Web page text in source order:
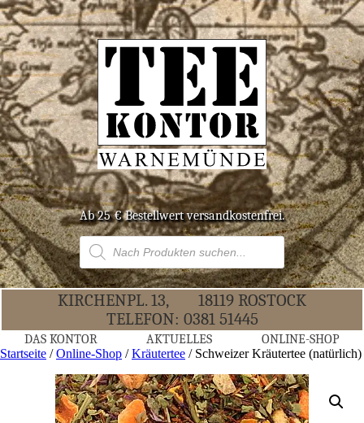
Ab 25 € Bestell­wert versandkostenfrei.
Products
search
KIR­CHEN­PL. 13,
18119 ROS­TOCK
TELE­FON: 0381 51445
DAS KON­TOR AKTU­EL­LES ONLINE-SHOP
Startseite /Online-Shop /Kräutertee / Schwei­zer Kräu­ter­tee (natür­lich)